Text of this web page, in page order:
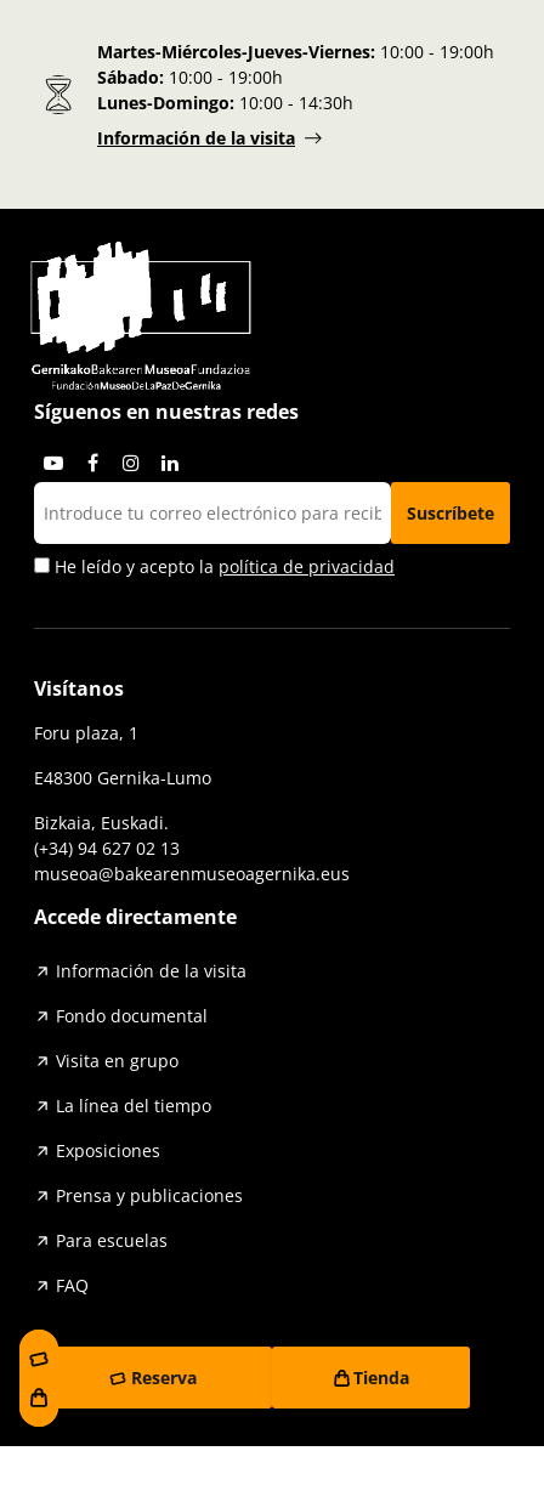
Martes-Miércoles-Jueves-Viernes: 10:00 - 19:00h
Sábado: 10:00 - 19:00h
Lunes-Domingo: 10:00 - 14:30h
Información de la visita
Síguenos en nuestras redes
He leído y acepto la política de privacidad
Visítanos
Foru plaza, 1
E48300 Gernika-Lumo
Bizkaia, Euskadi.
(+34) 94 627 02 13
museoa@bakearenmuseoagernika.eus
Accede directamente
Información de la visita
Fondo documental
Visita en grupo
La línea del tiempo
Exposiciones
Prensa y publicaciones
Para escuelas
FAQ
Reserva Tienda